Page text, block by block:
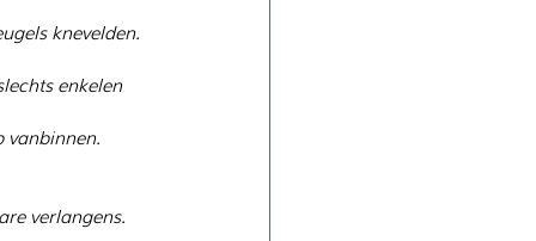
knevelden.
enkelen
vanbinnen.
verlangens.